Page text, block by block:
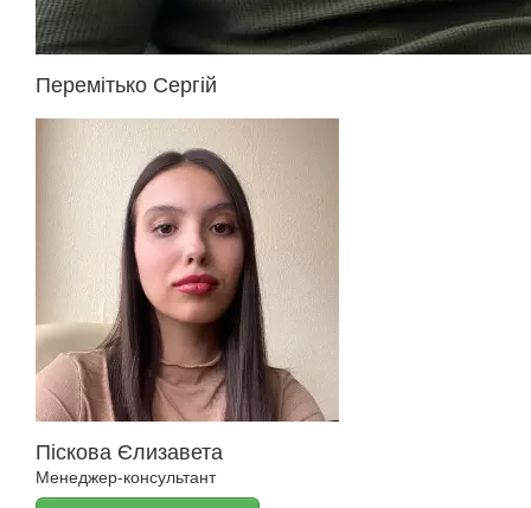
Перемітько Сергій
Піскова Єлизавета
Менеджер-консультант